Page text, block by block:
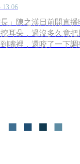
13:06
」陳之漢日前開直
耳朵，過沒多久竟把
嘴裡，還咬了一下調